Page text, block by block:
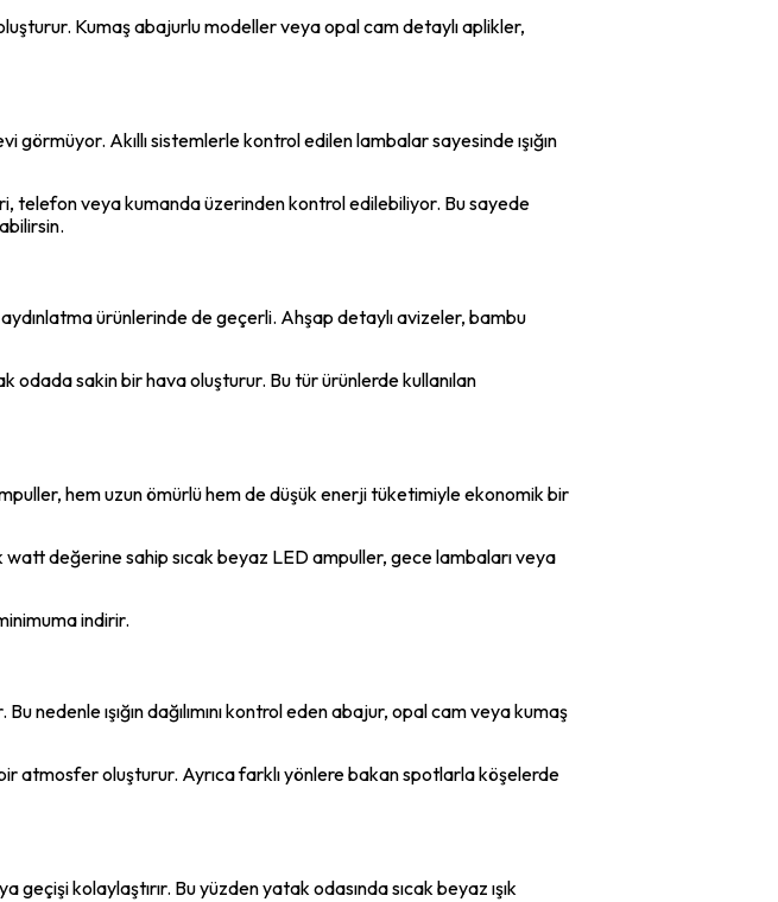
Kumaş abajurlu modeller veya opal cam detaylı aplikler,
Akıllı sistemlerle kontrol edilen lambalar sayesinde ışığın
telefon veya kumanda üzerinden kontrol edilebiliyor. Bu sayede
ürünlerinde de geçerli. Ahşap detaylı avizeler, bambu
odada sakin bir hava oluşturur. Bu tür ürünlerde kullanılan
hem uzun ömürlü hem de düşük enerji tüketimiyle ekonomik bir
değerine sahip sıcak beyaz LED ampuller, gece lambaları veya
indirir.
nedenle ışığın dağılımını kontrol eden abajur, opal cam veya kumaş
atmosfer oluşturur. Ayrıca farklı yönlere bakan spotlarla köşelerde
geçişi kolaylaştırır. Bu yüzden yatak odasında sıcak beyaz ışık